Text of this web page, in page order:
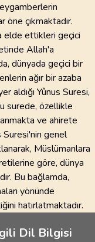
öne çıkmaktadır.
elde ettikleri geçici
Allah'a
dünyada geçici bir
ağır bir azaba
aldığı Yûnus Suresi,
surede, özellikle
ve ahirete
genel
Müslümanlara
göre, dünya
Bu bağlamda,
yönünde
hatırlatmaktadır.
Dil Bilgisi